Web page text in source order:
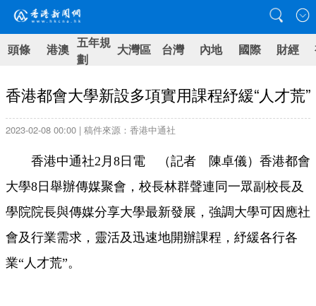
頭條 港澳 五年規
劃
大灣區 台灣 內地 國際 財經
香港都會大學新設多項實用課程紓緩“人才荒”
2023-02-08 00:00 | 稿件來源：香港中通社
香港中通社2月8日電 （記者 陳卓儀）香港都會
大學8日舉辦傳媒聚會，校長林群聲連同一眾副校長及
學院院長與傳媒分享大學最新發展，強調大學可因應社
會及行業需求，靈活及迅速地開辦課程，紓緩各行各
業“人才荒”。